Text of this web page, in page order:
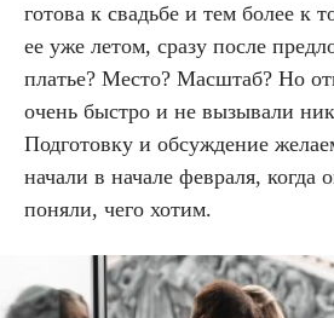
готова к свадьбе и тем более к
ее уже летом, сразу после
платье? Место? Масштаб? Но
очень быстро и не вызывали
Подготовку и обсуждение
начали в начале февраля, когда
поняли, чего хотим.